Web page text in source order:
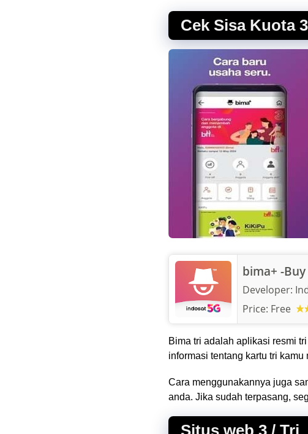
Cek Sisa Kuota
bima+ -
Developer:
Price: Free
Bima tri adalah aplikasi resmi
informasi tentang kartu tri kamu
Cara menggunakannya juga
anda. Jika sudah terpasang,